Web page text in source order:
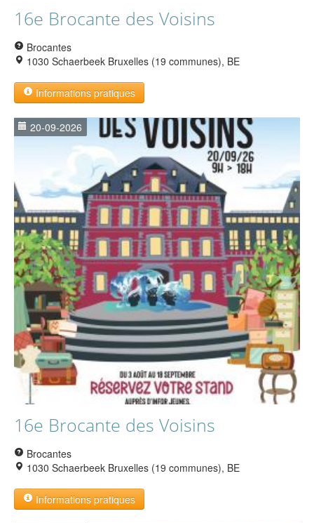
16e Brocante des Voisins
Brocantes
1030 Schaerbeek Bruxelles (19 communes), BE
Informations pratiques
20-09-2026
16e Brocante des Voisins
Brocantes
1030 Schaerbeek Bruxelles (19 communes), BE
Informations pratiques